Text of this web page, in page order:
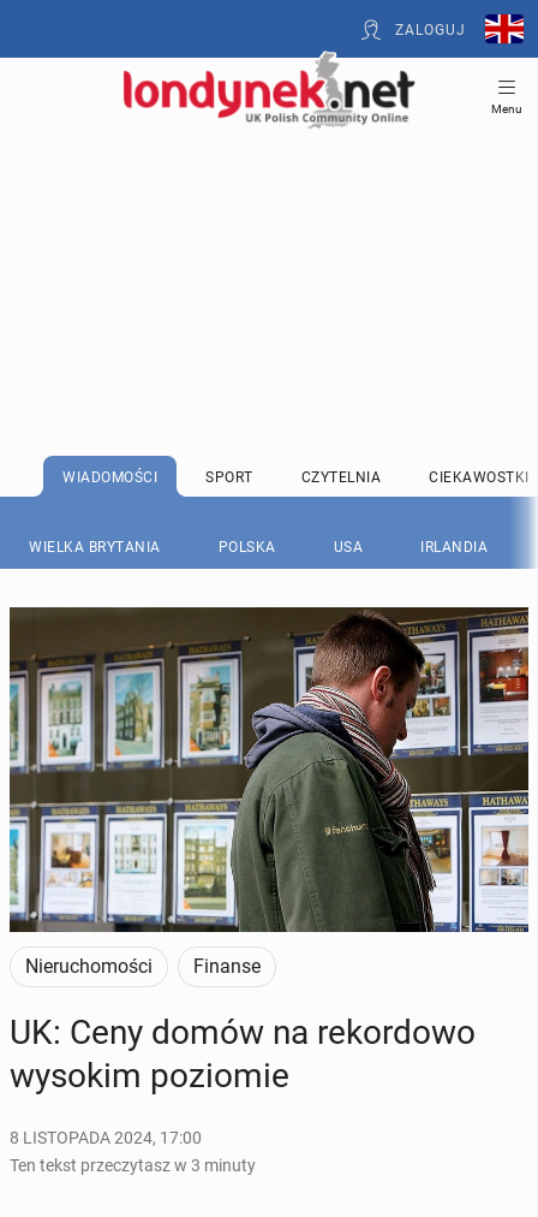
ZALOGUJ
Menu
WIADOMOŚCI SPORT CZYTELNIA CIEKAWOSTKI
WIELKA BRYTANIA POLSKA USA IRLANDIA
Nieruchomości Finanse
UK: Ceny domów na re­kor­do­wo
wysokim po­zio­mie
8 LISTOPADA 2024, 17:00
Ten tekst przeczytasz w 3 minuty